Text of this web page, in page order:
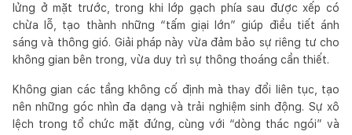
lửng ở mặt trước, trong khi lớp gạch phía sau được xếp có
chừa lỗ, tạo thành những “tấm giại lớn” giúp điều tiết ánh
sáng và thông gió. Giải pháp này vừa đảm bảo sự riêng tư cho
không gian bên trong, vừa duy trì sự thông thoáng cần thiết.
Không gian các tầng không cố định mà thay đổi liên tục, tạo
nên những góc nhìn đa dạng và trải nghiệm sinh động. Sự xô
lệch trong tổ chức mặt đứng, cùng với “dòng thác ngói” và